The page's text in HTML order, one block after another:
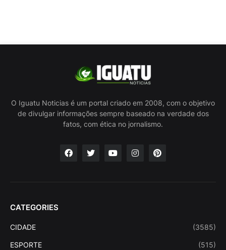
O Iguatu Noticias é um portal criado em 2008, com o objetivo
de divulgar informações sempre baseado na verdade dos
fatos, com ética no jornalismo.
CATEGORIES
CIDADE (3585)
ESPORTE (515)